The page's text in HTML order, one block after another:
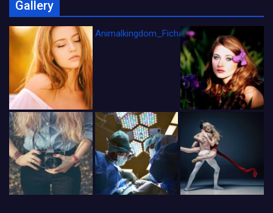
Gallery
Animalkingdom_FichaCine